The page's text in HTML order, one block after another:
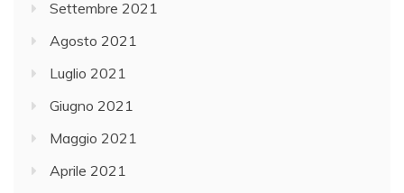
Settembre 2021
Agosto 2021
Luglio 2021
Giugno 2021
Maggio 2021
Aprile 2021